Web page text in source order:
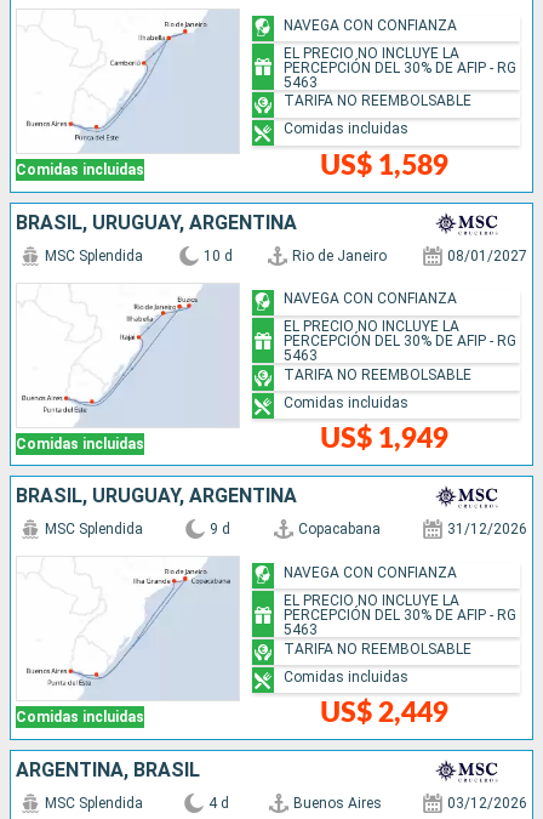
Comidas incluidas US$ 1,589
NAVEGA CON CONFIANZA
EL PRECIO NO INCLUYE LA
PERCEPCIÓN DEL 30% DE AFIP - RG
5463
TARIFA NO REEMBOLSABLE
Comidas incluidas
BRASIL, URUGUAY, ARGENTINA
Comidas incluidas
MSC Splendida 10 d Rio de Janeiro 08/01/2027
US$ 1,949
NAVEGA CON CONFIANZA
EL PRECIO NO INCLUYE LA
PERCEPCIÓN DEL 30% DE AFIP - RG
5463
TARIFA NO REEMBOLSABLE
Comidas incluidas
BRASIL, URUGUAY, ARGENTINA
Comidas incluidas
MSC Splendida 9 d Copacabana 31/12/2026
US$ 2,449
NAVEGA CON CONFIANZA
EL PRECIO NO INCLUYE LA
PERCEPCIÓN DEL 30% DE AFIP - RG
5463
TARIFA NO REEMBOLSABLE
Comidas incluidas
ARGENTINA, BRASIL
MSC Splendida 4 d Buenos Aires 03/12/2026